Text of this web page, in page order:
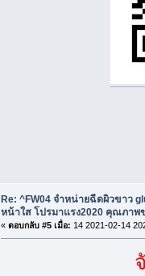
Re: ^FW04 จำหน่ายฉีดผิวขาว
หน้าใส โปรมาแรง2020 คุณภาพ
« ตอบกลับ #5 เมื่อ: 14 2021-02-14